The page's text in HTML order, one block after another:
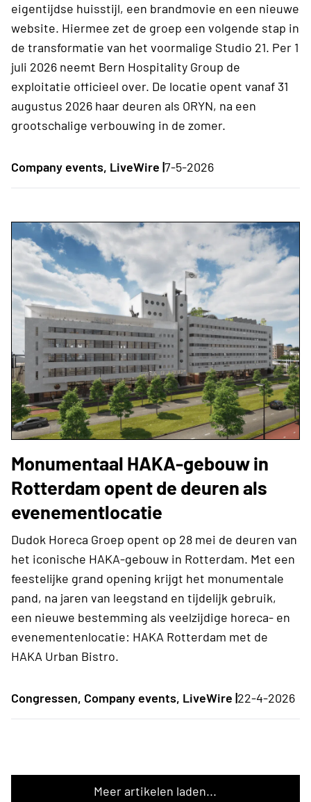
eigentijdse huisstijl, een brandmovie en een nieuwe
website. Hiermee zet de groep een volgende stap in
de transformatie van het voormalige Studio 21. Per 1
juli 2026 neemt Bern Hospitality Group de
exploitatie officieel over. De locatie opent vanaf 31
augustus 2026 haar deuren als ORYN, na een
grootschalige verbouwing in de zomer.
Company events, LiveWire |7-5-2026
Monumentaal HAKA-gebouw in
Rotterdam opent de deuren als
evenementlocatie
Dudok Horeca Groep opent op 28 mei de deuren van
het iconische HAKA-gebouw in Rotterdam. Met een
feestelijke grand opening krijgt het monumentale
pand, na jaren van leegstand en tijdelijk gebruik,
een nieuwe bestemming als veelzijdige horeca- en
evenementenlocatie: HAKA Rotterdam met de
HAKA Urban Bistro.
Congressen, Company events, LiveWire |22-4-2026
Meer artikelen laden...